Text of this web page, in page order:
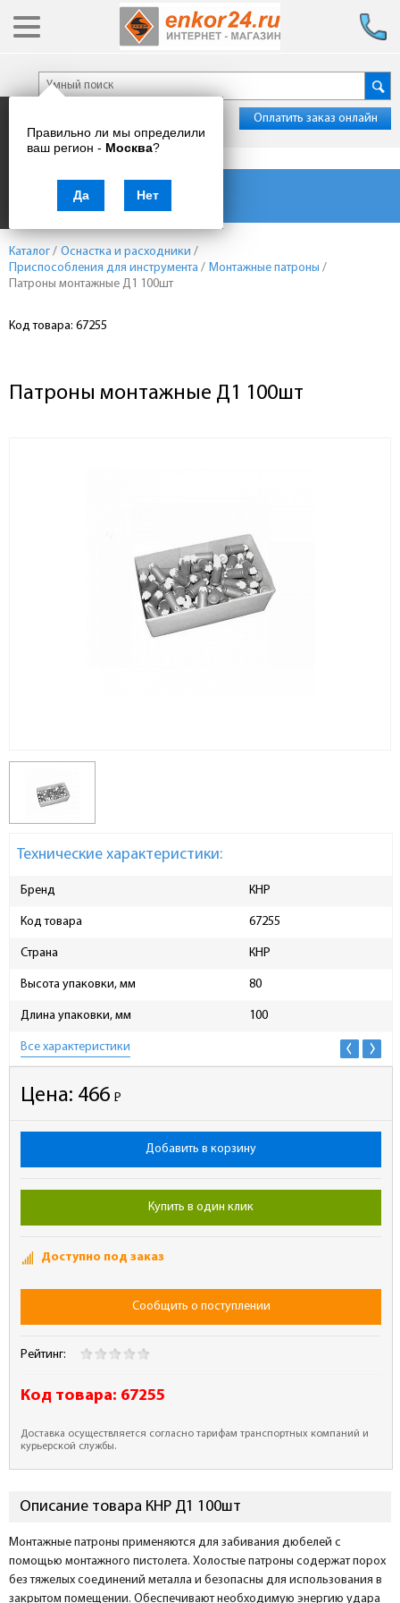
Правильно ли мы определили
ваш регион - Москва?
Да Нет
Оплатить заказ онлайн
Каталог товаров
Каталог / Оснастка и расходники /
Приспособления для инструмента / Монтажные патроны /
Патроны монтажные Д1 100шт
Код товара: 67255
Патроны монтажные Д1 100шт
Технические характеристики:
Бренд КНР
Код товара 67255
Страна КНР
Высота упаковки, мм 80
Длина упаковки, мм 100
Все характеристики
Цена: 466 Р
-
Добавить в корзину
Купить в один клик
Доступно под заказ
Сообщить о поступлении
Рейтинг:
Код товара: 67255
Доставка осуществляется согласно тарифам транспортных компаний и
курьерской службы.
Описание товара КНР Д1 100шт
Монтажные патроны применяются для забивания дюбелей с
помощью монтажного пистолета. Холостые патроны содержат порох
без тяжелых соединений металла и безопасны для использования в
закрытом помещении. Обеспечивают необходимую энергию удара